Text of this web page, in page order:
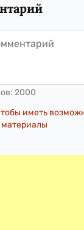
2000
иметь